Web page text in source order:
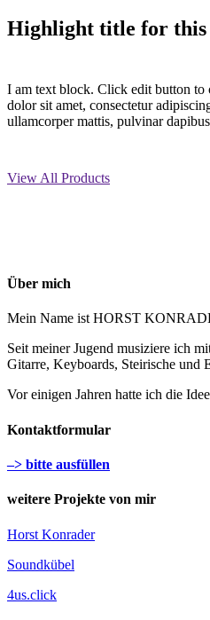
Highlight title for this
I am text block. Click edit button to
dolor sit amet, consectetur
ullamcorper mattis, pulvinar
View All Products
Über mich
Mein Name ist HORST
Seit meiner Jugend musiziere ich
Gitarre, Keyboards, Steirische und
Vor einigen Jahren hatte ich die
Kontaktformular
–> bitte ausfüllen
weitere Projekte von mir
Horst Konrader
Soundkübel
4us.click